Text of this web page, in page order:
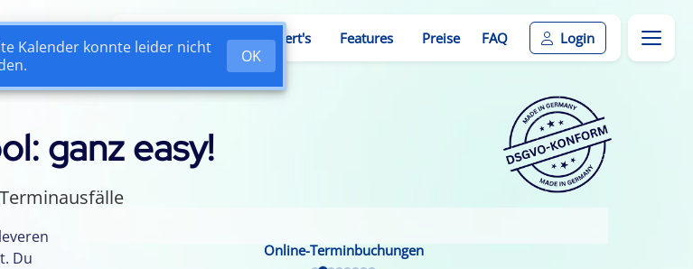
Vorteile So funktioniert's Features Preise FAQ Login
ganz easy!
Du
Online-Terminbuchungen